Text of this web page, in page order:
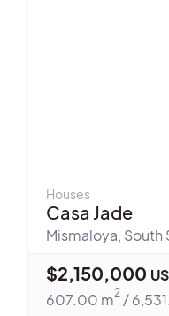
Houses
Casa Jade
Mismaloya, South
$2,150,000
607.00 m2 /